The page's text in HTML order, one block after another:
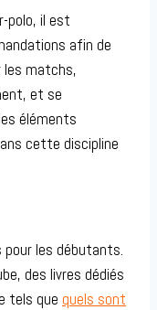
polo, il est
afin de
les matchs,
et se
éléments
cette discipline
pour les débutants.
des livres dédiés
tels que quels sont